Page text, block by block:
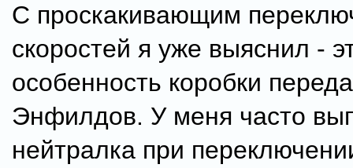
С проскакивающим
скоростей я уже выяснил -
особенность коробки
Энфилдов. У меня часто
нейтралка при